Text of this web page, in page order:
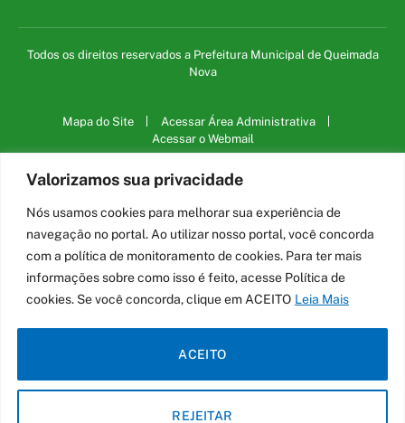
Valorizamos sua privacidade
Nós usamos cookies para melhorar sua experiência de
navegação no portal. Ao utilizar nosso portal, você concorda
com a política de monitoramento de cookies. Para ter mais
informações sobre como isso é feito, acesse Política de
cookies. Se você concorda, clique em ACEITO Leia Mais
REJEITAR
ACEITO
Todos os direitos reservados a Prefeitura Municipal de Queimada
Nova
Mapa do Site
Acessar Área Administrativa
Acessar o Webmail